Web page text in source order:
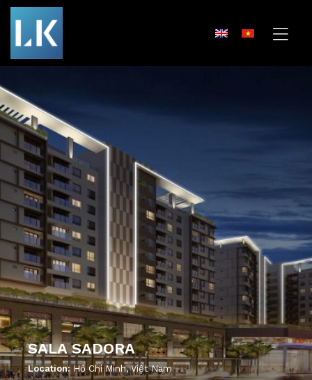
SALA SADORA
Location:Hồ Chí Minh, Việt Nam